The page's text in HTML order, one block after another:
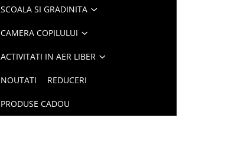
SCOALA SI GRADINITA
CAMERA COPILULUI
ACTIVITATI IN AER LIBER
NOUTATI REDUCERI
PRODUSE CADOU